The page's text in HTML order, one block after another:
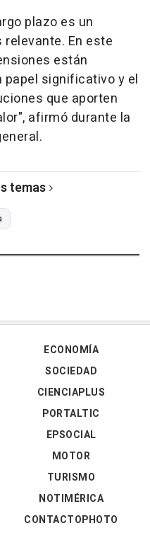
plazo es un
En este
están
papel significativo y el
que aporten
afirmó durante la
temas
ECONOMÍA
SOCIEDAD
CIENCIAPLUS
PORTALTIC
EPSOCIAL
MOTOR
TURISMO
NOTIMÉRICA
CONTACTOPHOTO